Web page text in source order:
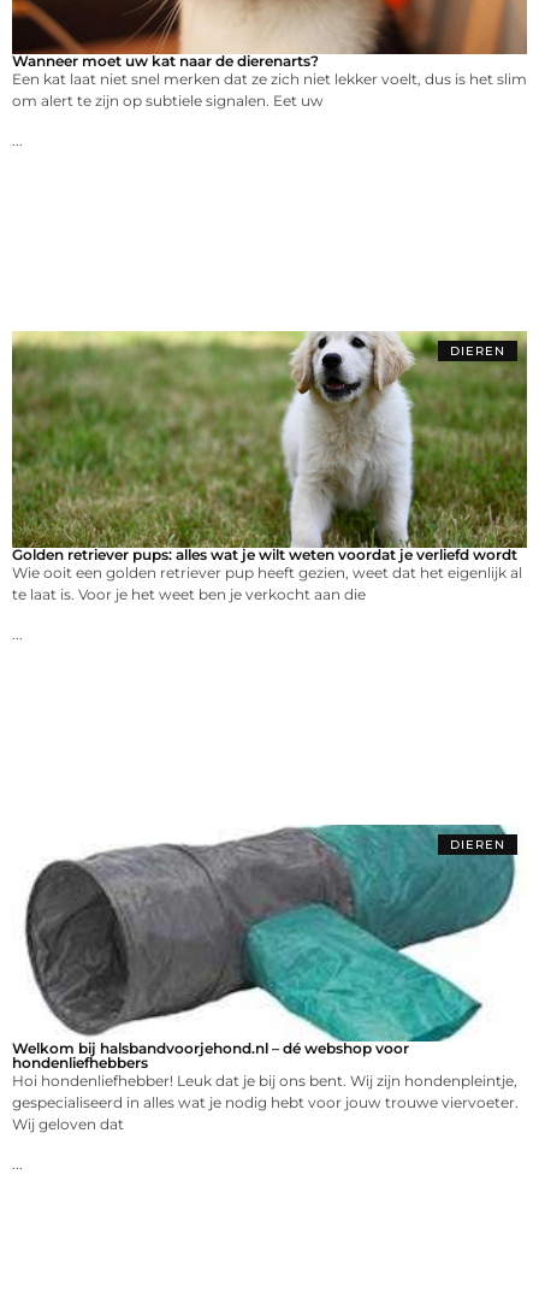
Wanneer moet uw kat naar de dierenarts?
Een kat laat niet snel merken dat ze zich niet lekker voelt, dus is het slim
om alert te zijn op subtiele signalen. Eet uw
DIEREN
Golden retriever pups: alles wat je wilt weten voordat je verliefd wordt
Wie ooit een golden retriever pup heeft gezien, weet dat het eigenlijk al
te laat is. Voor je het weet ben je verkocht aan die
DIEREN
Welkom bij halsbandvoorjehond.nl – dé webshop voor
hondenliefhebbers
Hoi hondenliefhebber! Leuk dat je bij ons bent. Wij zijn hondenpleintje,
gespecialiseerd in alles wat je nodig hebt voor jouw trouwe viervoeter.
Wij geloven dat